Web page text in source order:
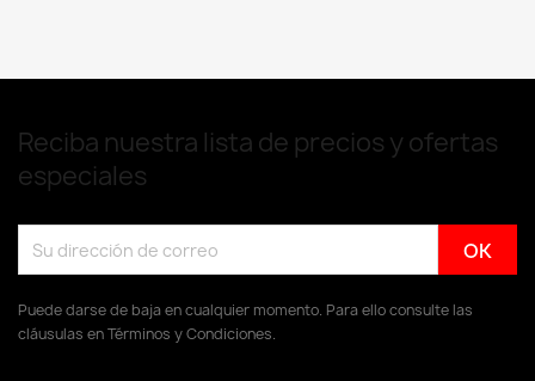
Reciba nuestra lista de precios y ofertas
especiales
Puede darse de baja en cualquier momento. Para ello consulte las
cláusulas en Términos y Condiciones.